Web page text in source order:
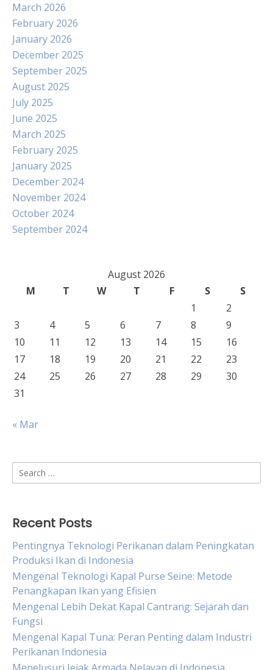
March 2026
February 2026
January 2026
December 2025
September 2025
August 2025
July 2025
June 2025
March 2025
February 2025
January 2025
December 2024
November 2024
October 2024
September 2024
August 2026
M
T W T F S
S
1
2
3
4 5 6 7 8
9
10
11 12 13 14 15
16
17
18 19 20 21 22
23
24
25 26 27 28 29
30
31
« Mar
Search
for:
Recent Posts
Pentingnya Teknologi Perikanan dalam Peningkatan
Produksi Ikan di Indonesia
Mengenal Teknologi Kapal Purse Seine: Metode
Penangkapan Ikan yang Efisien
Mengenal Lebih Dekat Kapal Cantrang: Sejarah dan
Fungsi
Mengenal Kapal Tuna: Peran Penting dalam Industri
Perikanan Indonesia